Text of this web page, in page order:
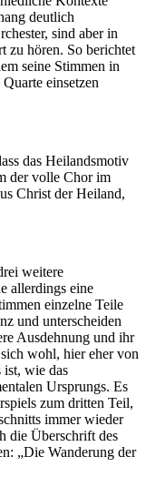
deutlich
sind aber in
zu hören. So berichtet
seine Stimmen in
einsetzen
das Heilandsmotiv
der volle Chor im
Christ der Heiland,
weitere
allerdings eine
einzelne Teile
und unterscheiden
Ausdehnung und ihr
wohl, hier eher von
ist, wie das
Ursprungs. Es
zum dritten Teil,
immer wieder
die Überschrift des
„Die Wanderung der